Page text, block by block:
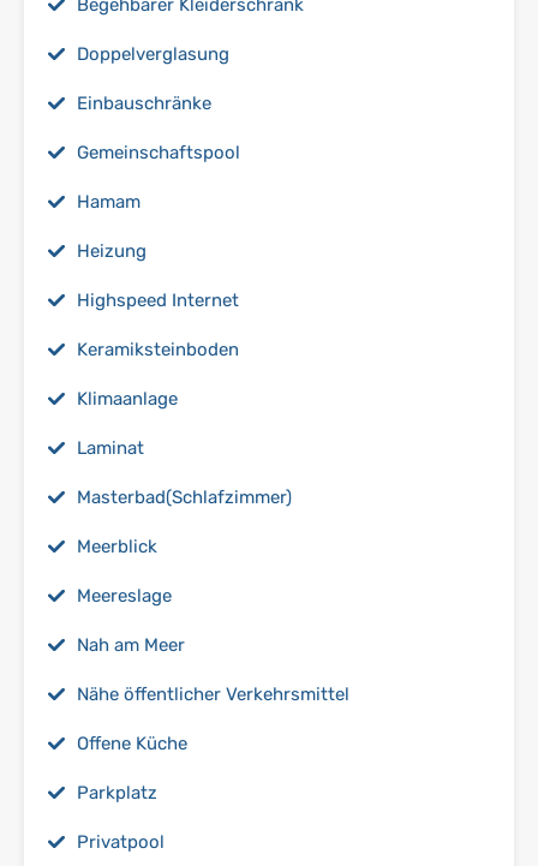
Begehbarer Kleiderschrank
Doppelverglasung
Einbauschränke
Gemeinschaftspool
Hamam
Heizung
Highspeed Internet
Keramiksteinboden
Klimaanlage
Laminat
Masterbad(Schlafzimmer)
Meerblick
Meereslage
Nah am Meer
Nähe öffentlicher Verkehrsmittel
Offene Küche
Parkplatz
Privatpool